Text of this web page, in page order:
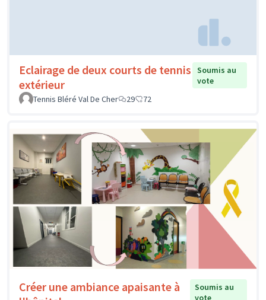
Eclairage de deux courts de tennis
extérieur
Soumis au
vote
Tennis Bléré Val De Cher
29 72
Créer une ambiance apaisante à
Soumis au
vote